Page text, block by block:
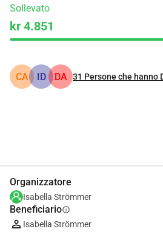
Sollevato
kr 4.851
CA ID DA 31 Persone che hanno
Organizzatore
Isabella Strömmer
Beneficiarioinfo
Isabella Strömmer